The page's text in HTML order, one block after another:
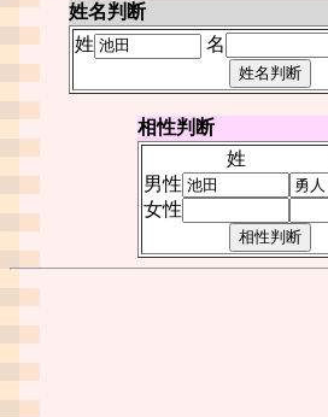
姓名判断
姓
名
相性判断
姓
男性
女性